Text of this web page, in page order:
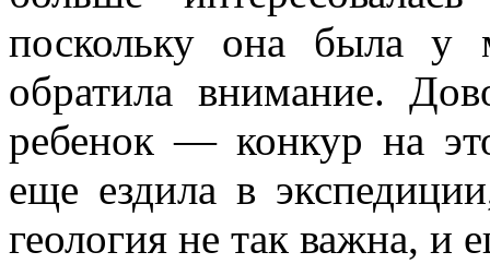
поскольку она была у
обратила внимание.
ребенок — конкур на
еще ездила в
геология не так важна, и